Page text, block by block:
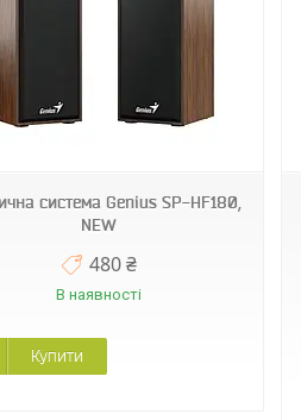
система Genius SP-HF180,
NEW
480 ₴
В наявності
Купити